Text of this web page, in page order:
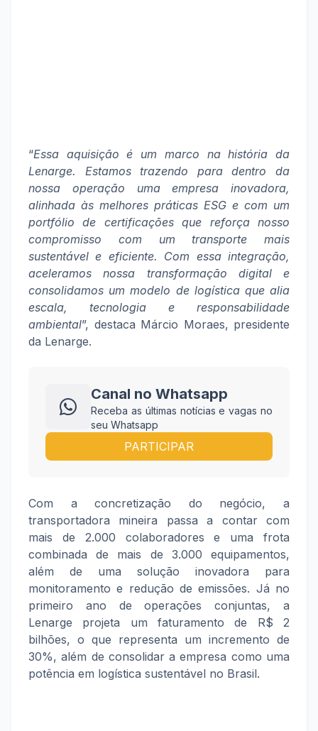
“Essa aquisição é um marco na história da
Lenarge. Estamos trazendo para dentro da
nossa operação uma empresa inovadora,
alinhada às melhores práticas ESG e com um
portfólio de certificações que reforça nosso
compromisso com um transporte mais
sustentável e eficiente. Com essa integração,
aceleramos nossa transformação digital e
consolidamos um modelo de logística que alia
escala, tecnologia e responsabilidade
ambiental”, destaca Márcio Moraes, presidente
da Lenarge.
Canal no Whatsapp
Receba as últimas notícias e vagas no
seu Whatsapp
PARTICIPAR
Com a concretização do negócio, a
transportadora mineira passa a contar com
mais de 2.000 colaboradores e uma frota
combinada de mais de 3.000 equipamentos,
além de uma solução inovadora para
monitoramento e redução de emissões. Já no
primeiro ano de operações conjuntas, a
Lenarge projeta um faturamento de R$ 2
bilhões, o que representa um incremento de
30%, além de consolidar a empresa como uma
potência em logística sustentável no Brasil.